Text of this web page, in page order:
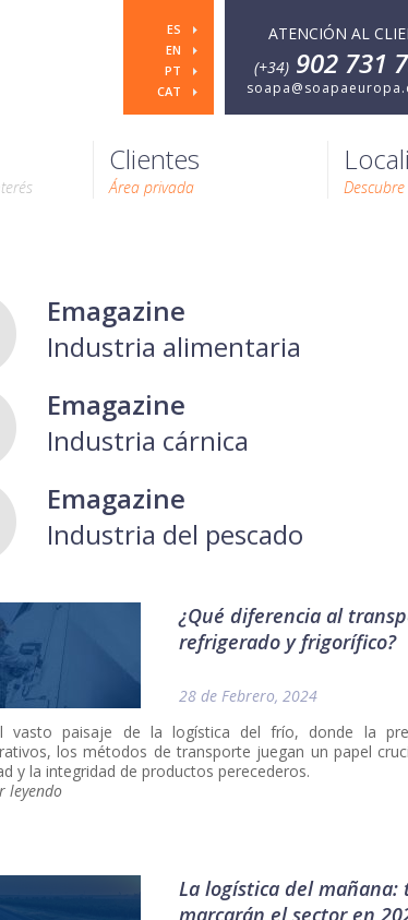
ATENCIÓN AL
(+34) 902 731
ES
EN
PT
CAT
Clientes
Área privada
Emagazine
Industria alimentaria
Emagazine
Industria cárnica
Emagazine
Industria del pescado
¿Qué diferencia al
refrigerado y frigorífico?
28 de Febrero, 2024
vasto paisaje de la logística del frío, donde la
los métodos de transporte juegan un papel
y la integridad de productos perecederos.
leyendo
La logística del mañana:
marcarán el sector en